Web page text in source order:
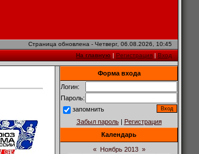
Страница обновлена - Четверг, 06.08.2026, 10:45
На главную|Регистрация|Вход
Форма входа
Логин:
Пароль:
запомнить
Забыл пароль| Регистрация
Календарь
« Ноябрь 2013 »